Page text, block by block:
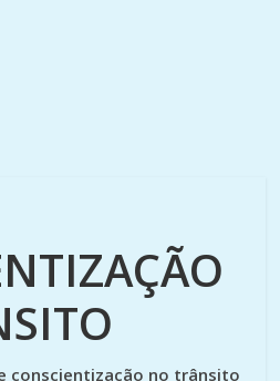
conscientização no trânsito